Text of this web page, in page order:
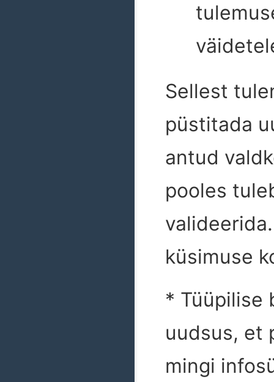
Sellest
püstitada
antud
pooles
küsimuse
* Tüüpilise
uudsus, et
mingi